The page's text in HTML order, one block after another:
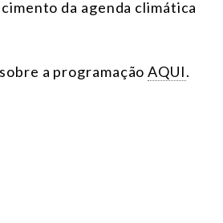
da agenda climática
a programaçãoAQUI.